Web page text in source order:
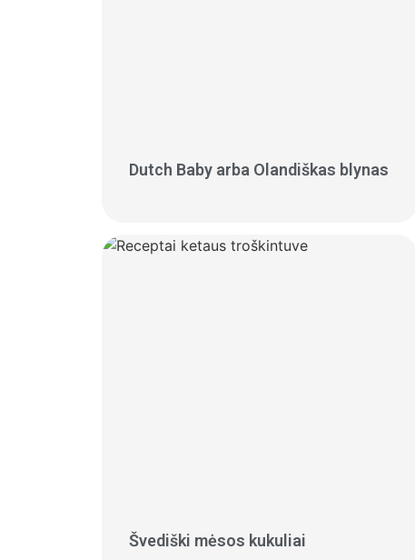
Dutch Baby arba Olandiškas blynas
Švediški mėsos kukuliai